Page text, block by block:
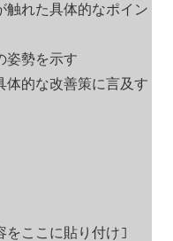
れた具体的なポイン
姿勢を示す
的な改善策に言及す
をここに貼り付け]